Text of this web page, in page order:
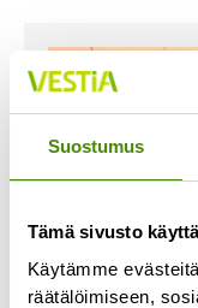
Suostumus
Tämä sivusto
Käytämme
räätälöimiseen,